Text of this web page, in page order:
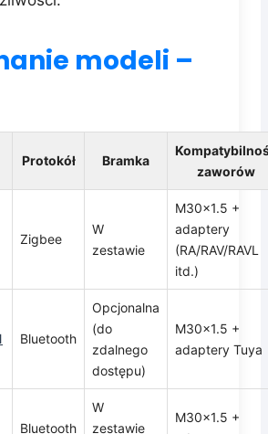
modeli –
Protokół Bramka
zaworów
Zigbee
W
zestawie
M30x1.5 +
adaptery
(RA/RAV/RAVL
itd.)
Bluetooth
Opcjonalna
(do
zdalnego
dostępu)
M30x1.5 +
adaptery Tuya
Bluetooth
W
zestawie
M30x1.5 +